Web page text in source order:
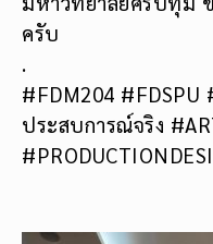
ครับ
.
#FDM204 #FDSPU
ประสบการณ์จริง